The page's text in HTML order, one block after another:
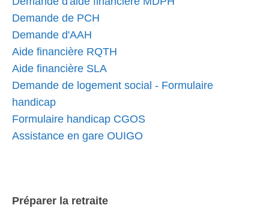
Demande de PCH
Demande d'AAH
Aide financière RQTH
Aide financière SLA
Demande de logement social - Formulaire
handicap
Formulaire handicap CGOS
Assistance en gare OUIGO
Préparer la retraite